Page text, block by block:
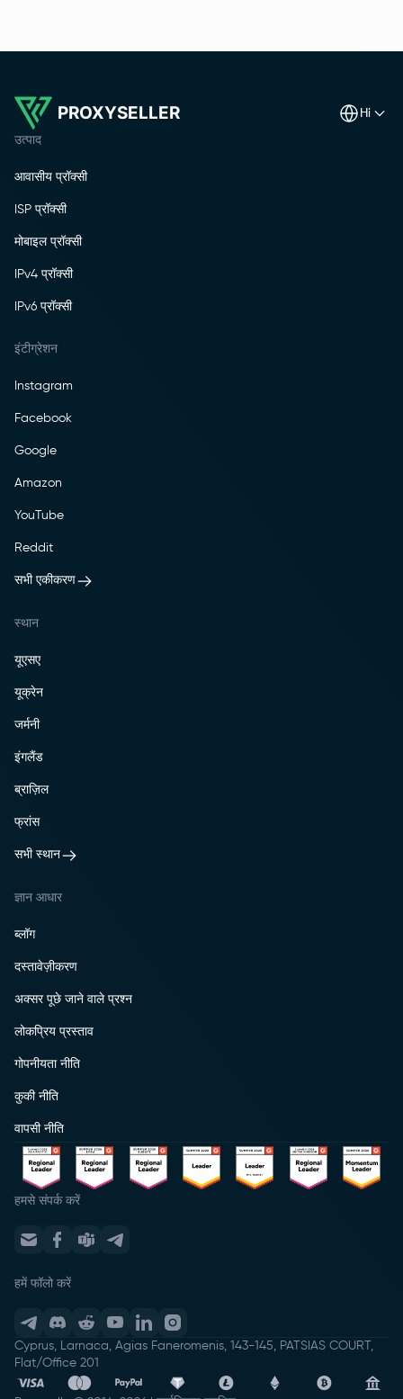
PROXYSELLER hi
उत्पाद
आवासीय प्रॉक्सी
ISP प्रॉक्सी
मोबाइल प्रॉक्सी
IPv4 प्रॉक्सी
IPv6 प्रॉक्सी
इंटीग्रेशन
Instagram
Facebook
Google
Amazon
YouTube
Reddit
सभी एकीकरण
स्थान
यूएसए
यूक्रेन
जर्मनी
इंगलैंड
ब्राज़िल
फ्रांस
सभी स्थान
ज्ञान आधार
ब्लॉग
दस्तावेज़ीकरण
अक्सर पूछे जाने वाले प्रश्न
लोकप्रिय प्रस्ताव
गोपनीयता नीति
कुकी नीति
वापसी नीति
हमसे संपर्क करें
हमें फॉलो करें
Cyprus, Larnaca, Agias Faneromenis, 143-145, PATSIAS COURT,
Flat/Office 201